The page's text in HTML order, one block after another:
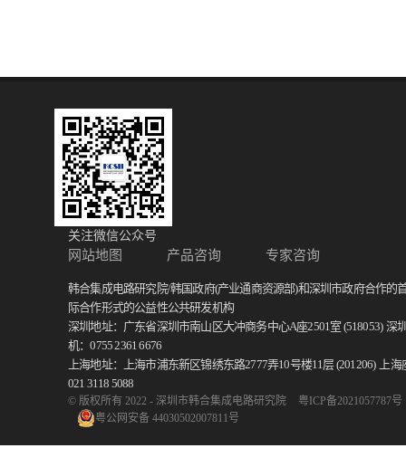
关注微信公众号
网站地图 产品咨询 专家咨询
韩合集成电路研究院/韩国政府(产业通商资源部)和深圳市政府合作的
际合作形式的公益性公共研发机构
深圳地址：广东省深圳市南山区大冲商务中心A座2501室 (518053) 深
机：0755 2361 6676
上海地址：上海市浦东新区锦绣东路2777弄10号楼11层 (201206) 上
021 3118 5088
© 版权所有 2022 - 深圳市韩合集成电路研究院
粤ICP备2021057787号
粤公网安备 44030502007811号